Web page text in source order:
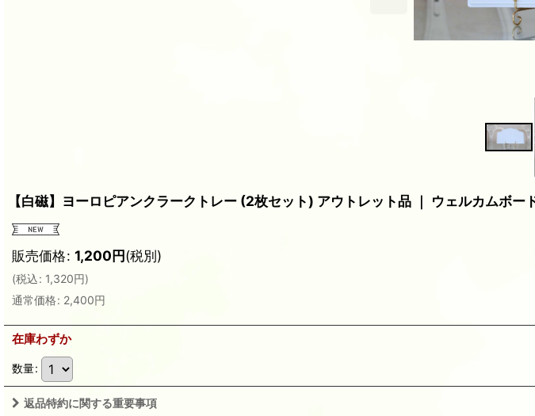
【白磁】ヨーロピアンクラークトレー (2枚セット) アウトレット品 ｜ ウェルカムボー
販売価格: 1,200円(税別)
(税込: 1,320円)
通常価格: 2,400円
在庫わずか
数量:
返品特約に関する重要事項